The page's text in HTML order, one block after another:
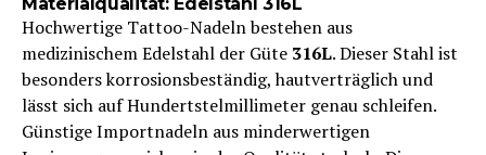
Hochwertige Tattoo-Nadeln bestehen aus
medizinischem Edelstahl der Güte 316L. Dieser Stahl ist
besonders korrosionsbeständig, hautverträglich und
lässt sich auf Hundertstelmillimeter genau schleifen.
Günstige Importnadeln aus minderwertigen